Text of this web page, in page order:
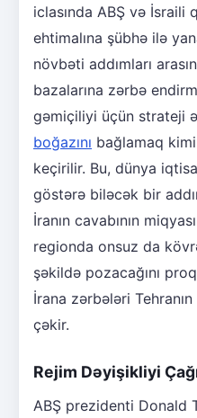
iclasında ABŞ və İsraili
ehtimalına şübhə ilə
növbəti addımları
bazalarına zərbə
gəmiçiliyi üçün strateji
boğazını bağlamaq
keçirilir. Bu, dünya
göstərə biləcək bir
İranın cavabının
regionda onsuz da
şəkildə pozacağını
İrana zərbələri
çəkir.
Rejim Dəyişikliyi
ABŞ prezidenti Donald